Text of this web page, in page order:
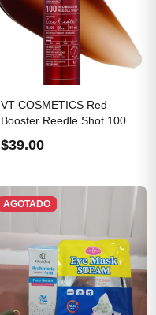
VT COSMETICS Red
Booster Reedle Shot 100
$39.00
AGOTADO